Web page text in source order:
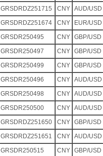
GRSDRDZ251715 CNY AUD/USD
GRSDRDZ251674 CNY EUR/USD
GRSDR250495 CNY GBP/USD
GRSDR250497 CNY GBP/USD
GRSDR250499 CNY GBP/USD
GRSDR250496 CNY AUD/USD
GRSDR250498 CNY AUD/USD
GRSDR250500 CNY AUD/USD
GRSDRDZ251650 CNY GBP/USD
GRSDRDZ251651 CNY AUD/USD
GRSDR250515 CNY GBP/USD